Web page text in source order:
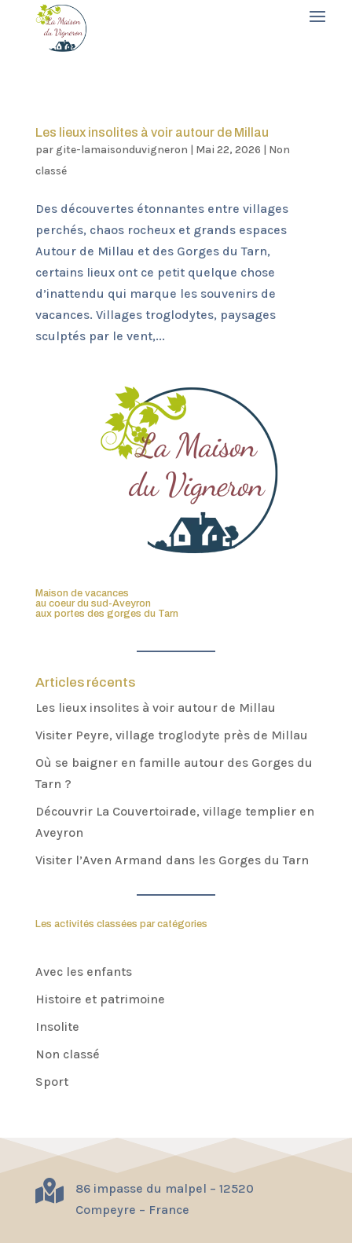
Les lieux insolites à voir autour de Millau
par gite-lamaisonduvigneron | Mai 22, 2026 | Non
classé
Des découvertes étonnantes entre villages
perchés, chaos rocheux et grands espaces
Autour de Millau et des Gorges du Tarn,
certains lieux ont ce petit quelque chose
d’inattendu qui marque les souvenirs de
vacances. Villages troglodytes, paysages
sculptés par le vent,...
Maison de vacances
au coeur du sud-Aveyron
aux portes des gorges du Tarn
Articles récents
Les lieux insolites à voir autour de Millau
Visiter Peyre, village troglodyte près de Millau
Où se baigner en famille autour des Gorges du
Tarn ?
Découvrir La Couvertoirade, village templier en
Aveyron
Visiter l’Aven Armand dans les Gorges du Tarn
Les activités classées par catégories
Avec les enfants
Histoire et patrimoine
Insolite
Non classé
Sport

86 impasse du malpel – 12520
Compeyre – France